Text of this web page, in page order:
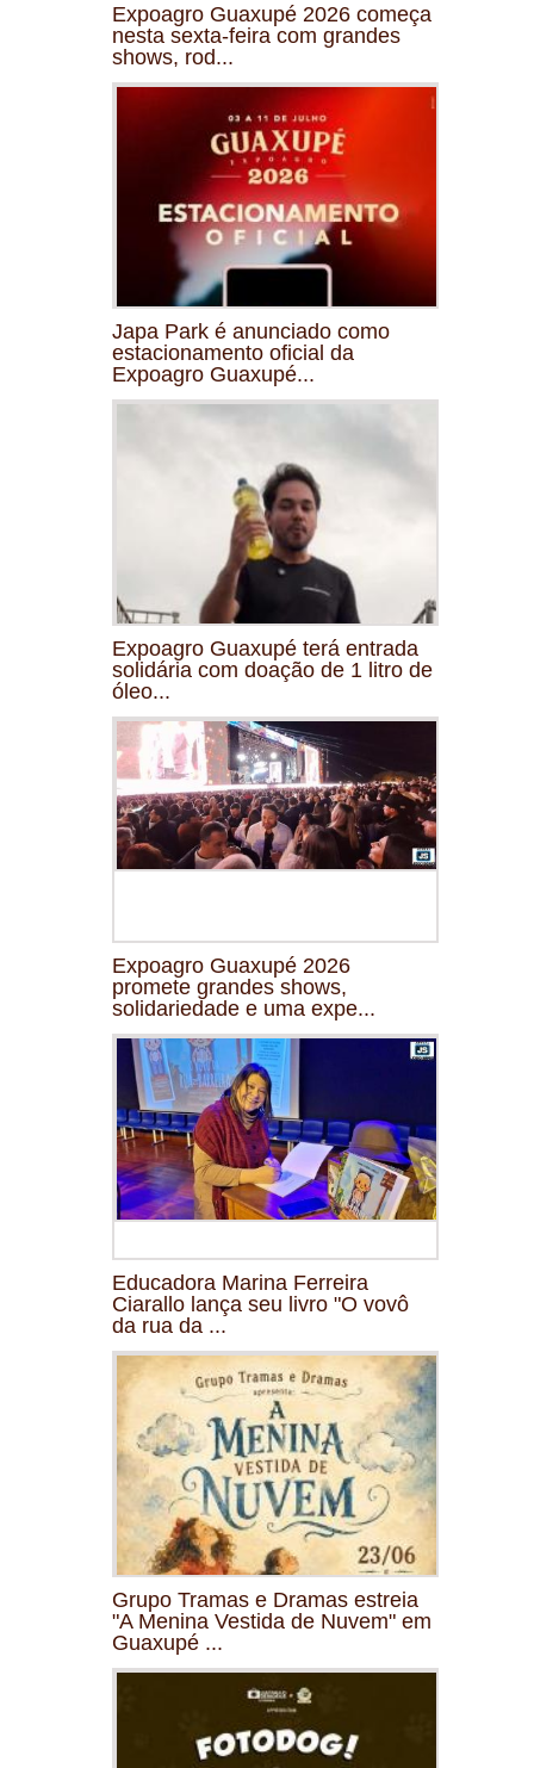
Expoagro Guaxupé 2026 começa
nesta sexta-feira com grandes
shows, rod...
Japa Park é anunciado como
estacionamento oficial da
Expoagro Guaxupé...
Expoagro Guaxupé terá entrada
solidária com doação de 1 litro de
óleo...
Expoagro Guaxupé 2026
promete grandes shows,
solidariedade e uma expe...
Educadora Marina Ferreira
Ciarallo lança seu livro "O vovô
da rua da ...
Grupo Tramas e Dramas estreia
"A Menina Vestida de Nuvem" em
Guaxupé ...